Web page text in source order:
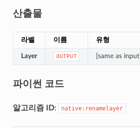
산출물
라벨 이름 유형
Layer OUTPUT [same as input]
파이썬 코드
알고리즘 ID: native:renamelayer